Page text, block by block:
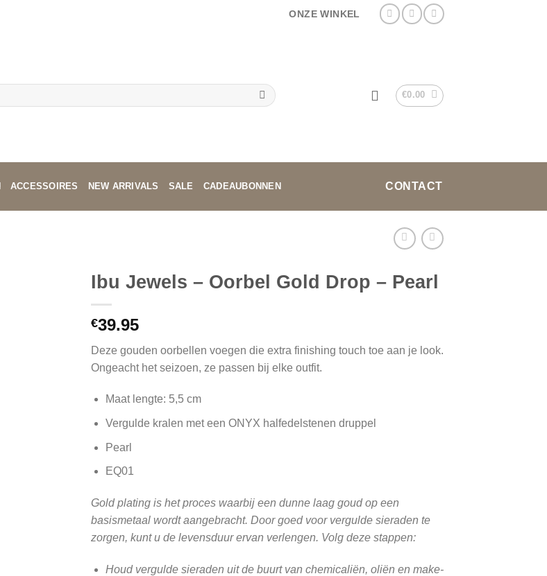
ONZE WINKEL
€0.00
ACCESSOIRES NEW ARRIVALS SALE CADEAUBONNEN CONTACT
Ibu Jewels – Oorbel Gold Drop – Pearl
€39.95
Deze gouden oorbellen voegen die extra finishing touch toe aan je look.
Ongeacht het seizoen, ze passen bij elke outfit.
Maat lengte: 5,5 cm
Vergulde kralen met een ONYX halfedelstenen druppel
Pearl
EQ01
Gold plating is het proces waarbij een dunne laag goud op een
basismetaal wordt aangebracht. Door goed voor vergulde sieraden te
zorgen, kunt u de levensduur ervan verlengen. Volg deze stappen:
Houd vergulde sieraden uit de buurt van chemicaliën, oliën en make-